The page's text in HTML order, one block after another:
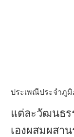
ประเพณีประจําภู
แต่ละวัฒนธร
เองผสมผสา